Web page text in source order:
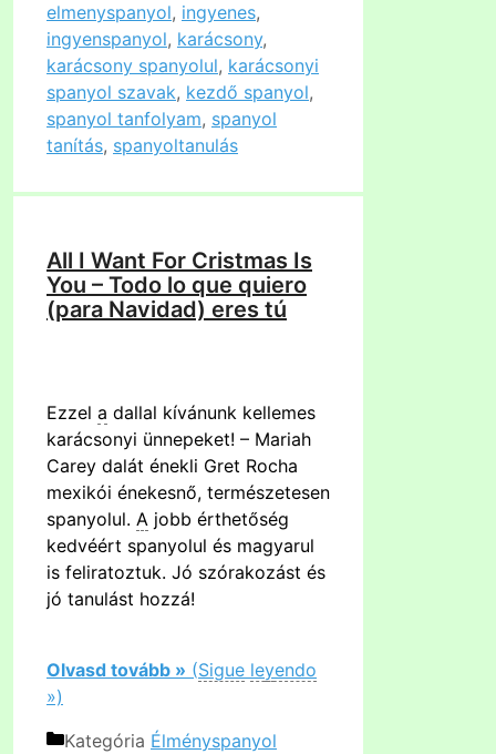
elmenyspanyol, ingyenes,
ingyenspanyol, karácsony,
karácsony spanyolul, karácsonyi
spanyol szavak, kezdő spanyol,
spanyol tanfolyam, spanyol
tanítás, spanyoltanulás
All I Want For Cristmas Is
You – Todo lo que quiero
(para Navidad) eres tú
Ezzel a dallal kívánunk kellemes
karácsonyi ünnepeket! – Mariah
Carey dalát énekli Gret Rocha
mexikói énekesnő, természetesen
spanyolul. A jobb érthetőség
kedvéért spanyolul és magyarul
is feliratoztuk. Jó szórakozást és
jó tanulást hozzá!
Olvasd tovább » (Sigue leyendo
»)
Kategória Élményspanyol